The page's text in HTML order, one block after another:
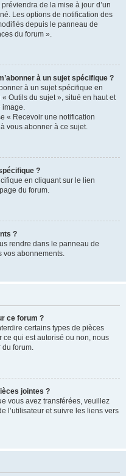
de la mise à jour d’un
Les options de notification des
depuis le panneau de
du forum ».
à un sujet spécifique ?
à un sujet spécifique en
Outils du sujet », situé en haut et
image.
« Recevoir une notification
vous abonner à ce sujet.
?
en cliquant sur le lien
du forum.
?
rendre dans le panneau de
vos abonnements.
ce forum ?
certains types de pièces
ce qui est autorisé ou non, nous
du forum.
jointes ?
vous avez transférées, veuillez
l’utilisateur et suivre les liens vers